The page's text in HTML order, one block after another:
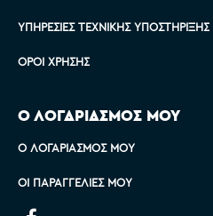
ΥΠΗΡΕΣΊΕΣ ΤΕΧΝΙΚΉΣ ΥΠΟΣΤΉΡΙΞΗΣ
ΌΡΟΙ ΧΡΉΣΗΣ
Ο ΛΟΓΑΡΙΑΣΜΟΣ ΜΟΥ
Ο ΛΟΓΑΡΙΑΣΜΌΣ ΜΟΥ
ΟΙ ΠΑΡΑΓΓΕΛΊΕΣ ΜΟΥ